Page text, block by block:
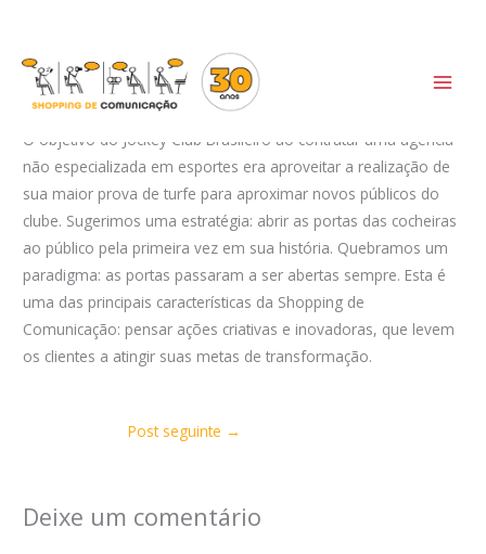
para
conteúdo
Case Grande Prêmio Brasil
Deixe um comentário /
Cases
O objetivo do Jockey Club Brasileiro ao contratar uma agência
não especializada em esportes era aproveitar a realização de
sua maior prova de turfe para aproximar novos públicos do
clube. Sugerimos uma estratégia: abrir as portas das cocheiras
ao público pela primeira vez em sua história. Quebramos um
paradigma: as portas passaram a ser abertas sempre. Esta é
uma das principais características da Shopping de
Comunicação: pensar ações criativas e inovadoras, que levem
os clientes a atingir suas metas de transformação.
Post seguinte →
Deixe um comentário